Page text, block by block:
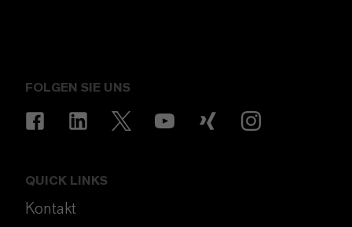
FOLGEN SIE UNS
QUICK LINKS
Kontakt